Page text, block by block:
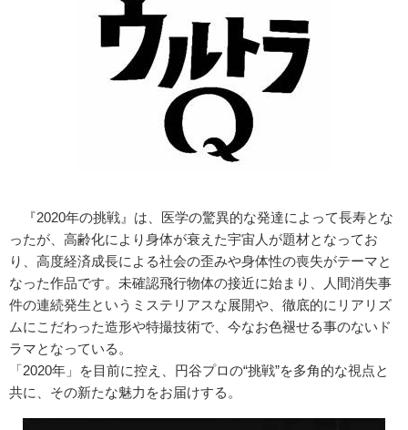
『2020年の挑戦』は、医学の驚異的な発達によって長寿とな
ったが、高齢化により身体が衰えた宇宙人が題材となってお
り、高度経済成長による社会の歪みや身体性の喪失がテーマと
なった作品です。未確認飛行物体の接近に始まり、人間消失事
件の連続発生というミステリアスな展開や、徹底的にリアリズ
ムにこだわった造形や特撮技術で、今なお色褪せる事のないド
ラマとなっている。
「2020年」を目前に控え、円谷プロの“挑戦”を多角的な視点と
共に、その新たな魅力をお届けする。